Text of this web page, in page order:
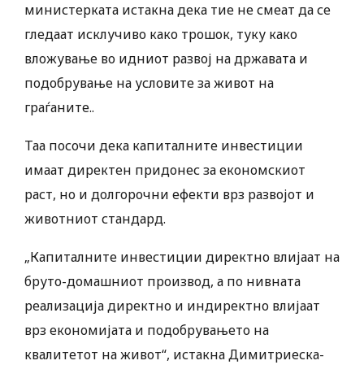
министерката истакна дека тие не смеат да се
гледаат исклучиво како трошок, туку како
вложување во идниот развој на државата и
подобрување на условите за живот на
граѓаните..
Таа посочи дека капиталните инвестиции
имаат директен придонес за економскиот
раст, но и долгорочни ефекти врз развојот и
животниот стандард.
„Капиталните инвестиции директно влијаат на
бруто-домашниот производ, а по нивната
реализација директно и индиректно влијаат
врз економијата и подобрувањето на
квалитетот на живот“, истакна Димитриеска-